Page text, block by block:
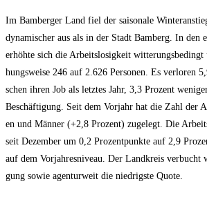
Im Bam­ber­ger Land fiel der sai­so­na­le
dyna­mi­scher aus als in der Stadt Bam­berg. In den
erhöh­te sich die Arbeits­lo­sig­keit
hungs­wei­se 246 auf 2.626 Per­so­nen. Es ver­lo­ren
schen ihren Job als letz­tes Jahr, 3,3 Pro­zent
Beschäf­ti­gung. Seit dem Vor­jahr hat die Zahl der
en und Män­ner (+2,8 Pro­zent) zuge­legt. Die
seit Dezem­ber um 0,2 Pro­zent­punk­te auf 2,9
auf dem Vor­jah­res­ni­veau. Der Land­kreis
gung sowie agen­tur­weit die nied­rigs­te Quote.